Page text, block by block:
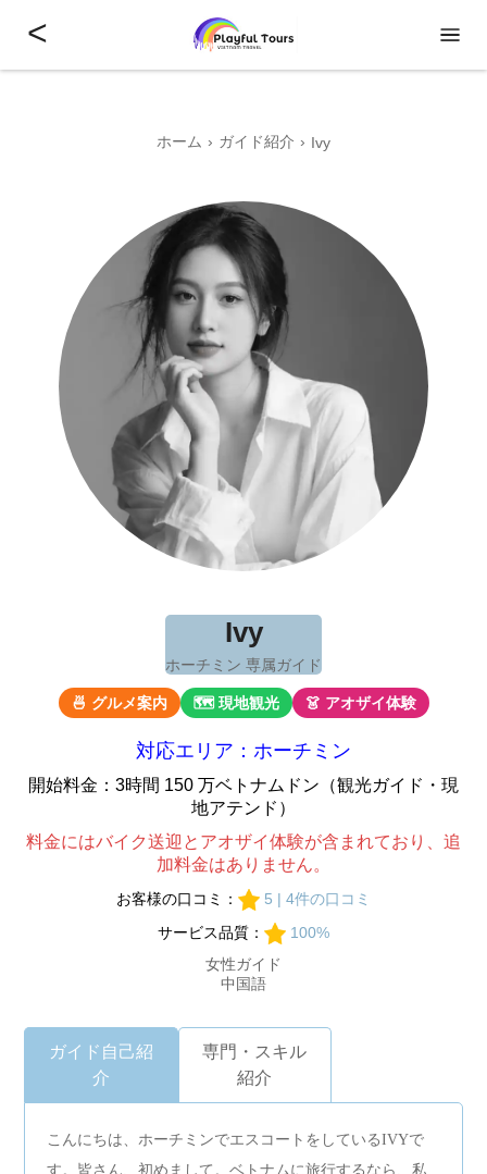
<
ホーム ガイド紹介 Ivy
Ivy
ホーチミン 専属ガイド
🍜 グルメ案内 🗺 現地観光 👗 アオザイ体験
対応エリア：ホーチミン
開始料金：3時間 150 万ベトナムドン（観光ガイド・現
地アテンド）
料金にはバイク送迎とアオザイ体験が含まれており、追
加料金はありません。
お客様の口コミ：
5 | 4件の口コミ
サービス品質：
100%
女性ガイド
中国語
ガイド自己紹
介
専門・スキル
紹介
こんにちは、ホーチミンでエスコートをしているIVYで
す。皆さん、初めまして。ベトナムに旅行するなら、私